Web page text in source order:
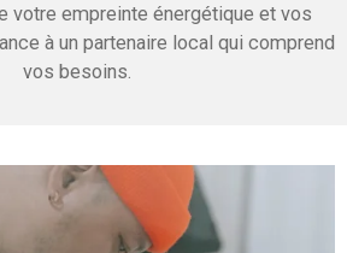
votre empreinte énergétique et vos
à un partenaire local qui comprend
vos besoins.